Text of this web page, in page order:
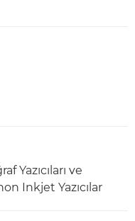
Yazıcıları ve
Inkjet Yazıcılar